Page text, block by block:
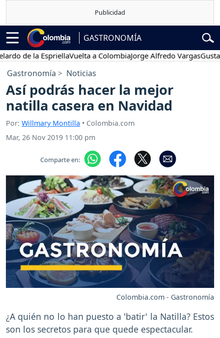
GASTRONOMÍA
de la EspriellaVuelta a ColombiaJorge Alfredo VargasGustavo
Gastronomía Noticias
Así podrás hacer la mejor
natilla casera en Navidad
Por: Willmary Montilla • Colombia.com
Mar, 26 Nov 2019 11:00 pm
Comparte en:
Colombia.com - Gastronomía
¿A quién no lo han puesto a 'batir' la Natilla? Estos
son los secretos para que quede espectacular.